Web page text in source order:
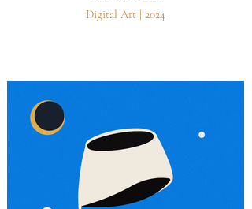
Digital Art | 2024